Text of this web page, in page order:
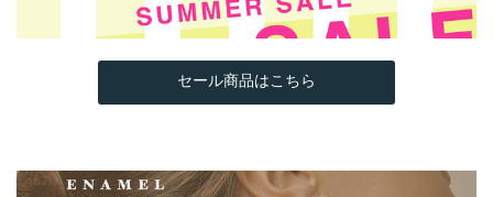
セール商品はこちら